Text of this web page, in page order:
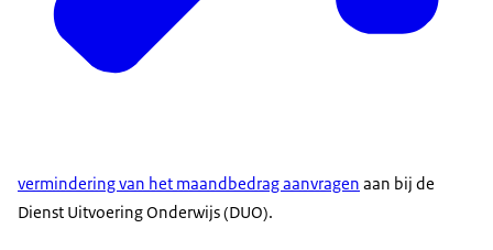
vermindering van het maandbedrag aanvragen aan bij de
Dienst Uitvoering Onderwijs (DUO).